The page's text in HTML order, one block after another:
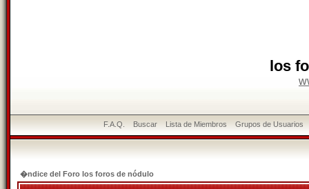
los
F.A.Q. Buscar Lista de Miembros Grupos de Usuarios
�ndice del Foro los foros de nódulo